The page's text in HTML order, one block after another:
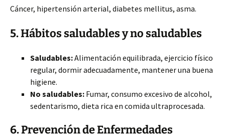
Cáncer, hipertensión arterial, diabetes mellitus, asma.
5. Hábitos saludables y no saludables
Saludables:Alimentación equilibrada, ejercicio físico
regular, dormir adecuadamente, mantener una buena
higiene.
No saludables: Fumar, consumo excesivo de alcohol,
sedentarismo, dieta rica en comida ultraprocesada.
6. Prevención de Enfermedades